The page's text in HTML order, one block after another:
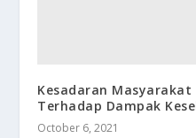
Kesadaran Masyarakat
Terhadap Dampak
October 6, 2021